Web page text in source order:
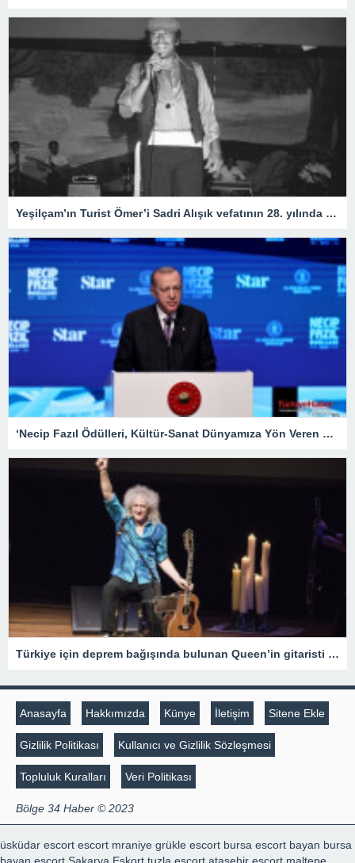
Yeşilçam’ın Turist Ömer’i Sadri Alışık vefatının 28. yılında anılıyor
‘Necip Fazıl Ödülleri, Kültür-Sanat Dünyamıza Yön Veren Etkinliklerdendir’ – Kültür Sanat & Sinema
Türkiye için deprem bağışında bulunan Queen’in gitaristi Brian May Sir unvanı aldı
Anasayfa Hakkımızda Künye İletişim Sitene Ekle
Gizlilik Politikası Kullanıcı ve Gizlilik Sözleşmesi
Topluluk Kuralları Veri Politikası
Bölge 34 Haber © 2023
üsküdar escort escort mraniye grükle escort bursa escort bayan bursa
bayan escort Sakarya Eskort tuzla escort ataşehir escort maltepe